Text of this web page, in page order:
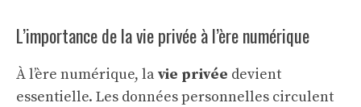
L’importance de la vie privée à l’ère numérique
À l’ère numérique, lavie privée devient
essentielle. Les données personnelles circulent